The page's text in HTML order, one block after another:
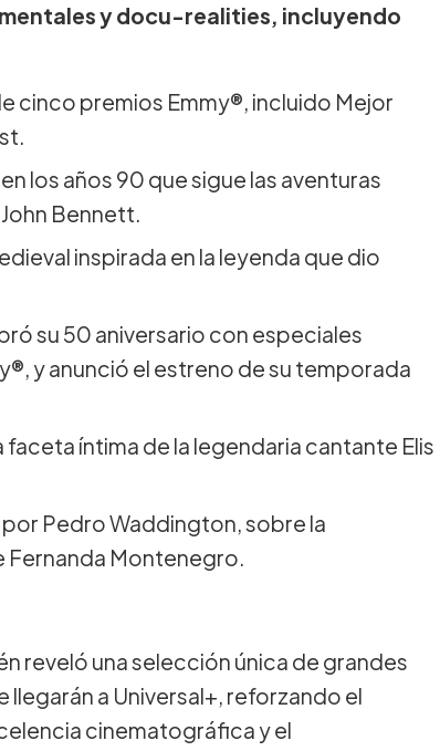
y docu-realities, incluyendo
cinco premios Emmy®, incluido Mejor
los años 90 que sigue las aventuras
Bennett.
inspirada en la leyenda que dio
su 50 aniversario con especiales
y anunció el estreno de su temporada
faceta íntima de la legendaria cantante Elis
Pedro Waddington, sobre la
Montenegro.
reveló una selección única de grandes
a Universal+, reforzando el
cinematográfica y el